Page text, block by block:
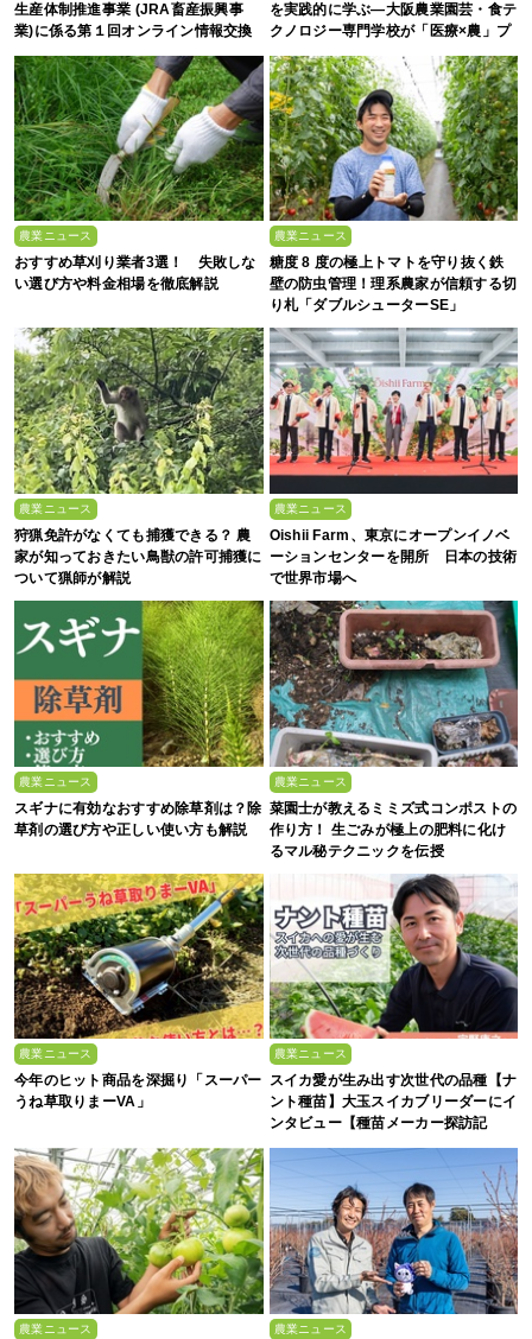
生産体制推進事業 (JRA畜産振興事
業)に係る第１回オンライン情報交換
を実践的に学ぶ―大阪農業園芸・食テ
クノロジー専門学校が「医療×農」プ
ト】
農業ニュース
おすすめ草刈り業者3選！ 失敗しな
い選び方や料金相場を徹底解説
農業ニュース
糖度 8 度の極上トマトを守り抜く鉄
壁の防虫管理！理系農家が信頼する切
り札「ダブルシューターSE」
農業ニュース
狩猟免許がなくても捕獲できる？ 農
家が知っておきたい鳥獣の許可捕獲に
ついて猟師が解説
農業ニュース
Oishii Farm、東京にオープンイノベ
ーションセンターを開所 日本の技術
で世界市場へ
農業ニュース
スギナに有効なおすすめ除草剤は？除
草剤の選び方や正しい使い方も解説
農業ニュース
菜園士が教えるミミズ式コンポストの
作り方！ 生ごみが極上の肥料に化け
るマル秘テクニックを伝授
農業ニュース
今年のヒット商品を深掘り「スーパー
うね草取りまーVA」
農業ニュース
スイカ愛が生み出す次世代の品種【ナ
ント種苗】大玉スイカブリーダーにイ
ンタビュー【種苗メーカー探訪記
Vol.4】
農業ニュース 農業ニュース